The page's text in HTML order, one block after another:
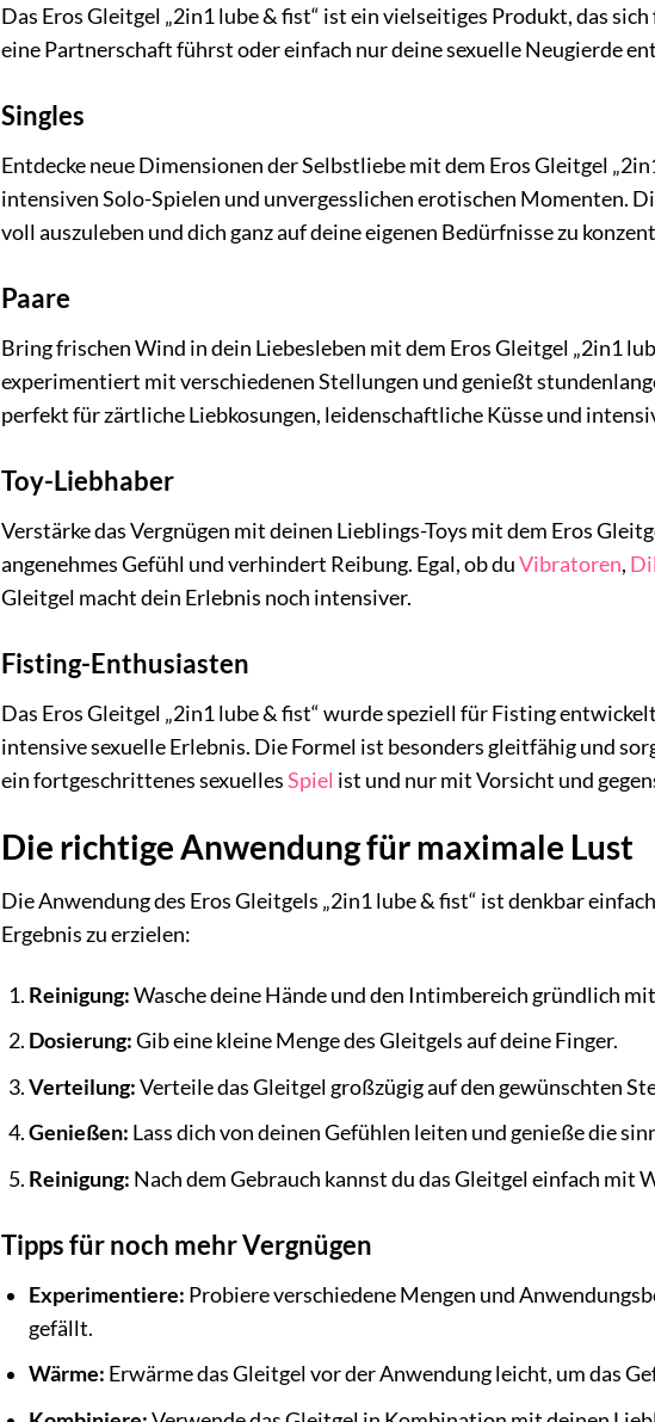
Das Eros Gleitgel „2in1 lube & fist“ ist ein vielseitiges Produkt, das
eine Partnerschaft führst oder einfach nur deine sexuelle Neugierde
Singles
Entdecke neue Dimensionen der Selbstliebe mit dem Eros Gleitgel
intensiven Solo-Spielen und unvergesslichen erotischen Momenten.
voll auszuleben und dich ganz auf deine eigenen Bedürfnisse zu
Paare
Bring frischen Wind in dein Liebesleben mit dem Eros Gleitgel „2in1
experimentiert mit verschiedenen Stellungen und genießt
perfekt für zärtliche Liebkosungen, leidenschaftliche Küsse und
Toy-Liebhaber
Verstärke das Vergnügen mit deinen Lieblings-Toys mit dem Eros
angenehmes Gefühl und verhindert Reibung. Egal, ob duVibratoren,
Gleitgel macht dein Erlebnis noch intensiver.
Fisting-Enthusiasten
Das Eros Gleitgel „2in1 lube & fist“ wurde speziell für Fisting
intensive sexuelle Erlebnis. Die Formel ist besonders gleitfähig und
ein fortgeschrittenes sexuellesSpiel ist und nur mit Vorsicht und
Die richtige Anwendung für maximale Lust
Die Anwendung des Eros Gleitgels „2in1 lube & fist“ ist denkbar
Ergebnis zu erzielen:
Reinigung:Wasche deine Hände und den Intimbereich gründlich
Dosierung:Gib eine kleine Menge des Gleitgels auf deine Finger.
Verteilung:Verteile das Gleitgel großzügig auf den gewünschten
Genießen: Lass dich von deinen Gefühlen leiten und genieße die
Reinigung: Nach dem Gebrauch kannst du das Gleitgel einfach mit
Tipps für noch mehr Vergnügen
Experimentiere: Probiere verschiedene Mengen und
gefällt.
Wärme: Erwärme das Gleitgel vor der Anwendung leicht, um das